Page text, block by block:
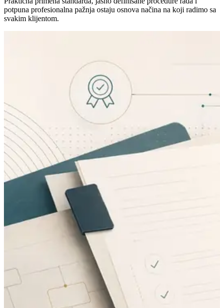
potpuna profesionalna pažnja ostaju osnova načina na koji radimo sa
svakim klijentom.